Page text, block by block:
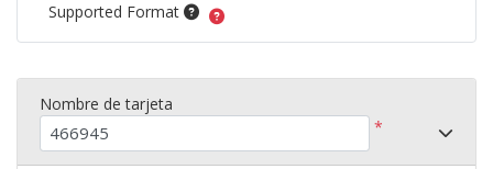
Supported Format
Nombre de tarjeta
*